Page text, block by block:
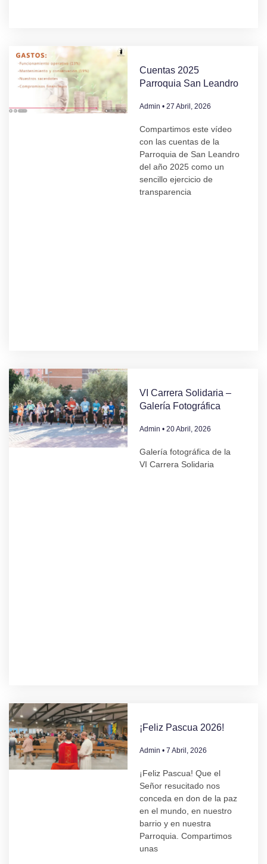
Cuentas 2025
Parroquia San Leandro
Admin 27 Abril, 2026
Compartimos este vídeo
con las cuentas de la
Parroquia de San Leandro
del año 2025 como un
sencillo ejercicio de
transparencia
VI Carrera Solidaria –
Galería Fotográfica
Admin 20 Abril, 2026
Galería fotográfica de la
VI Carrera Solidaria
¡Feliz Pascua 2026!
Admin 7 Abril, 2026
¡Feliz Pascua! Que el
Señor resucitado nos
conceda en don de la paz
en el mundo, en nuestro
barrio y en nuestra
Parroquia. Compartimos
unas